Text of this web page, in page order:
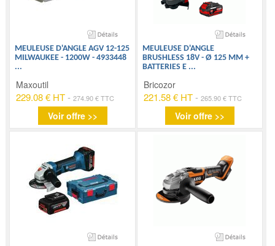
MEULEUSE D'ANGLE AGV 12-125
MILWAUKEE - 1200W - 4933448
...
Maxoutil
229.08 € HT -274.90 € TTC
Voir offre >>
MEULEUSE D'ANGLE
BRUSHLESS 18V - Ø 125 MM +
BATTERIES E ...
Bricozor
221.58 € HT- 265.90 € TTC
Voir offre >>